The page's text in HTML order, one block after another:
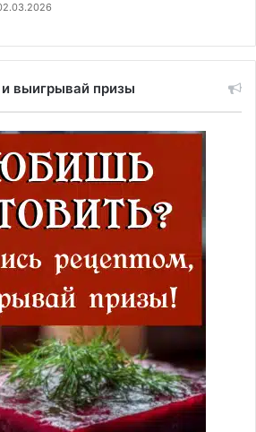
выигрывай призы